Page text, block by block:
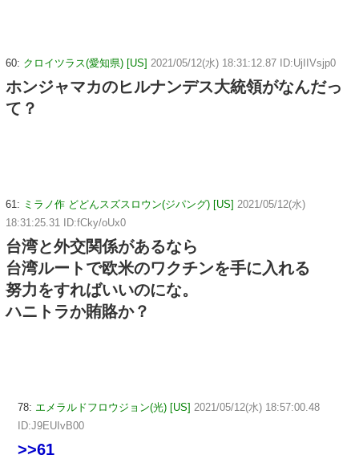
60: クロイツラス(愛知県) [US] 2021/05/12(水) 18:31:12.87 ID:UjIIVsjp0
ホンジャマカのヒルナンデス大統領がなんだっ
て？
61: ミラノ作 どどんスズスロウン(ジパング) [US] 2021/05/12(水)
18:31:25.31 ID:fCky/oUx0
台湾と外交関係があるなら
台湾ルートで欧米のワクチンを手に入れる
努力をすればいいのにな。
ハニトラか賄賂か？
78: エメラルドフロウジョン(光) [US] 2021/05/12(水) 18:57:00.48
ID:J9EUIvB00
>>61